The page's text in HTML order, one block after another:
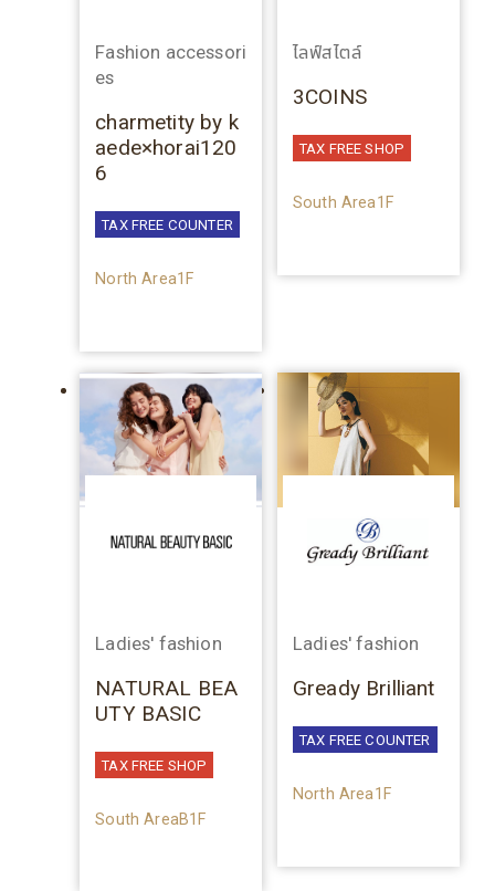
Fashion accessori
es
charmetity by k
aede×horai120
6
TAX FREE COUNTER
North Area1F
ไลฟ์สไตล์
3COINS
TAX FREE SHOP
South Area1F
Ladies' fashion
NATURAL BEA
UTY BASIC
TAX FREE SHOP
South AreaB1F
Ladies' fashion
Gready Brilliant
TAX FREE COUNTER
North Area1F